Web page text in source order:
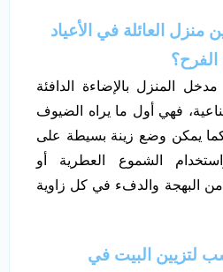
منزل العائلة في الأعياد
مدخل المنزل بالإضاءة الدافئة
فهي أول ما يراه الضيوف
يمكن وضع زينة بسيطة على
الشموع العطرية أو
البهجة والدفء في كل زاوية
لتزيين البيت في